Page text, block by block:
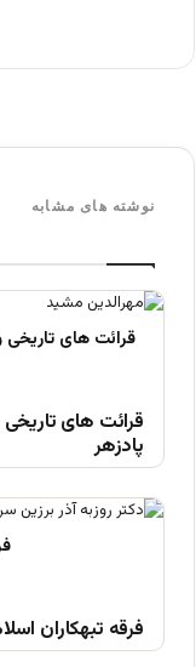
نوشته های مشابه
قرائت های تاریخی
پادزهر
فرقه تبهکاران